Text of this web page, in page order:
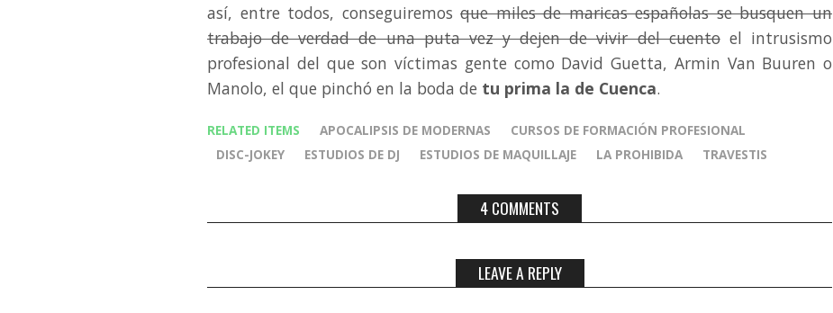
así, entre todos, conseguiremosque miles de maricas españolas se busquen un
trabajo de verdad de una puta vez y dejen de vivir del cuentoel intrusismo
profesional del que son víctimas gente como David Guetta, Armin Van Buuren o
Manolo, el que pinchó en la boda de tu prima la de Cuenca.
RELATED ITEMS APOCALIPSIS DE MODERNAS
CURSOS DE FORMACIÓN PROFESIONAL
DISC-JOKEY
ESTUDIOS DE DJ ESTUDIOS DE MAQUILLAJE LA PROHIBIDA TRAVESTIS
4 COMMENTS
LEAVE A REPLY